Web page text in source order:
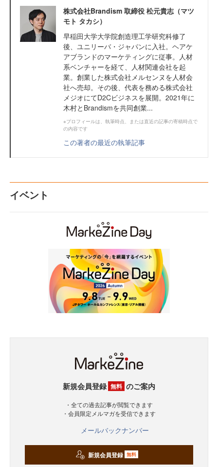
株式会社Brandism 取締役 松元貴志（マツ
モト タカシ）
早稲田大学大学院創造理工学研究科修了
後、ユニリーバ・ジャパンに入社。ヘアケ
アブランドのマーケティングに従事。人材
系ベンチャーを経て、人材関連会社を起
業。創業した株式会社メルセンヌを人材会
社へ売却。その後、代表を務める株式会社
メジオにてD2Cビジネスを展開。2021年に
木村とBrandismを共同創業...
※プロフィールは、執筆時点、または直近の記事の寄稿時点で
の内容です
この著者の最近の執筆記事
イベント
新規会員登録 無料 のご案内
・全ての過去記事が閲覧できます
・会員限定メルマガを受信できます
メールバックナンバー
新規会員登録 無料